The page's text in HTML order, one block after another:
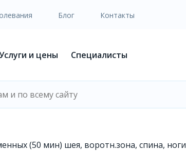
Блог Контакты
и цены Специалисты
(50 мин) шея, воротн.зона, спина, ноги